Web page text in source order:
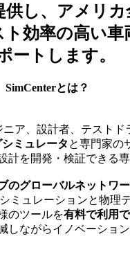
供し、アメリカ
ト効率の高い車
ートします。
SimCenterとは？
ニア、設計者、テストド
ミュレータ と専門家の
計を開発・検証できる専
のグローバルネットワ
ミュレーションと物理
のツールを有料で利用
しながらイノベーショ